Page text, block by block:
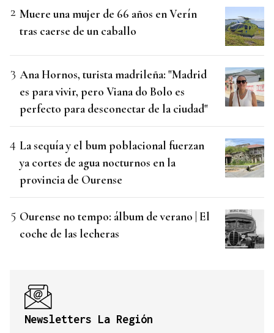
Muere una mujer de 66 años en Verín
tras caerse de un caballo
Ana Hornos, turista madrileña: "Madrid
es para vivir, pero Viana do Bolo es
perfecto para desconectar de la ciudad"
La sequía y el bum poblacional fuerzan
ya cortes de agua nocturnos en la
provincia de Ourense
Ourense no tempo: álbum de verano | El
coche de las lecheras
Newsletters La Región